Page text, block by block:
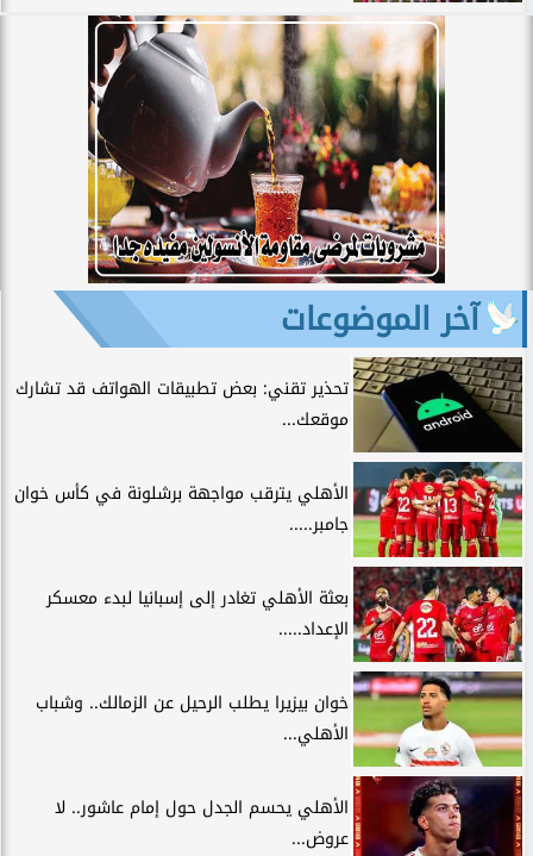
آخر الموضوعات
تحذير تقني: بعض تطبيقات الهواتف قد تشارك
موقعك...
الأهلي يترقب مواجهة برشلونة في كأس خوان
جامبر.....
بعثة الأهلي تغادر إلى إسبانيا لبدء معسكر
الإعداد.....
خوان بيزيرا يطلب الرحيل عن الزمالك.. وشباب
الأهلي...
الأهلي يحسم الجدل حول إمام عاشور.. لا
عروض...